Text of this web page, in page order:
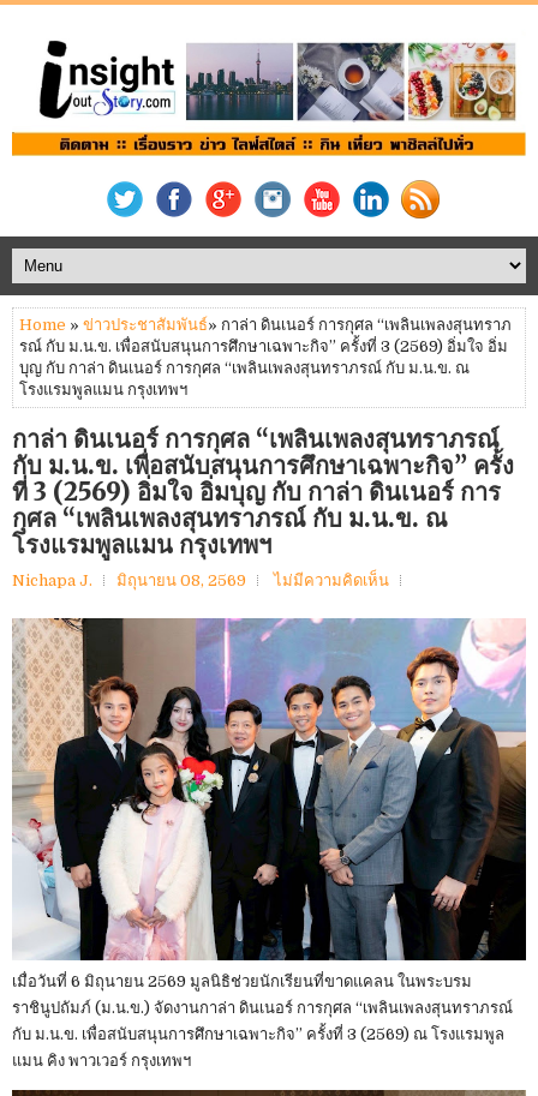
Home » ข่าวประชาสัมพันธ์​» กาล่า ดินเนอร์ การกุศล “เพลินเพลงสุนทราภ
รณ์ กับ ม.น.ข. เพื่อสนับสนุนการศึกษาเฉพาะกิจ” ครั้งที่ 3 (2569) อิ่มใจ อิ่ม
บุญ กับ กาล่า ดินเนอร์ การกุศล “เพลินเพลงสุนทราภรณ์ กับ ม.น.ข. ณ
โรงแรมพูลแมน กรุงเทพฯ
กาล่า ดินเนอร์ การกุศล “เพลินเพลงสุนทราภรณ์
กับ ม.น.ข. เพื่อสนับสนุนการศึกษาเฉพาะกิจ” ครั้ง
ที่ 3 (2569) อิ่มใจ อิ่มบุญ กับ กาล่า ดินเนอร์ การ
กุศล “เพลินเพลงสุนทราภรณ์ กับ ม.น.ข. ณ
โรงแรมพูลแมน กรุงเทพฯ
Nichapa J. มิถุนายน 08, 2569 ไม่มีความคิดเห็น
เมื่อวันที่ 6 มิถุนายน 2569 มูลนิธิช่วยนักเรียนที่ขาดแคลน ในพระบรม
ราชินูปถัมภ์ (ม.น.ข.) จัดงานกาล่า ดินเนอร์ การกุศล “เพลินเพลงสุนทราภรณ์
กับ ม.น.ข. เพื่อสนับสนุนการศึกษาเฉพาะกิจ” ครั้งที่ 3 (2569) ณ โรงแรมพูล
แมน คิง พาวเวอร์ กรุงเทพฯ